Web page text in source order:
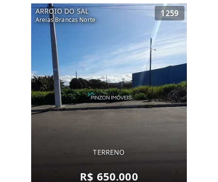
ARROIO DO SAL
Areias Brancas Norte
1259
TERRENO
R$ 650.000